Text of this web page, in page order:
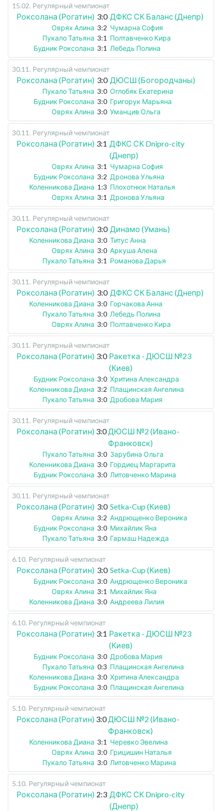
15.02. Регулярный чемпионат
Роксолана (Рогатин) 3:0 ДФКС СК Баланс (Днепр)
Оврях Алина 3:2 Чумарна София
Пукало Татьяна 3:1 Полтавченко Кира
Будник Роксолана 3:1 Лебедь Полина
30.11 . Регулярный чемпионат
Роксолана (Рогатин) 3:0 ДЮСШ (Богородчаны)
Пукало Татьяна 3:0 Оглобяк Екатерина
Будник Роксолана 3:0 Григорук Марьяна
Оврях Алина 3:0 Уманцив Ольга
30.11 . Регулярный чемпионат
Роксолана (Рогатин) 3:1 ДФКС СК Dnipro-city
(Днепр)
Оврях Алина 3:1 Чумарна София
Будник Роксолана 3:2 Дронова Ульяна
Коленникова Диана 1:3 Плохотнюк Наталья
Оврях Алина 3:1 Дронова Ульяна
30.11 . Регулярный чемпионат
Роксолана (Рогатин) 3:0 Динамо (Умань)
Коленникова Диана 3:0 Титус Анна
Оврях Алина 3:0 Аркуша Алена
Пукало Татьяна 3:1 Романова Дарья
30.11 . Регулярный чемпионат
Роксолана (Рогатин) 3:0 ДФКС СК Баланс (Днепр)
Коленникова Диана 3:0 Горчакова Анна
Пукало Татьяна 3:0 Лебедь Полина
Оврях Алина 3:0 Полтавченко Кира
30.11 . Регулярный чемпионат
Роксолана (Рогатин) 3:0 Ракетка - ДЮСШ №23
(Киев)
Будник Роксолана 3:0 Хритина Александра
Коленникова Диана 3:2 Плащинская Ангелина
Пукало Татьяна 3:0 Дробова Мария
30.11 . Регулярный чемпионат
Роксолана (Рогатин) 3:0 ДЮСШ №2 (Ивано-
Франковск)
Пукало Татьяна 3:0 Зарубина Ольга
Коленникова Диана 3:0 Гордиец Маргарита
Будник Роксолана 3:0 Литовченко Марина
30.11 . Регулярный чемпионат
Роксолана (Рогатин) 3:0 Setka-Cup (Киев)
Оврях Алина 3:2 Андрющенко Вероника
Будник Роксолана 3:0 Михайлик Яна
Пукало Татьяна 3:0 Гармаш Надежда
6.10. Регулярный чемпионат
Роксолана (Рогатин) 3:0 Setka-Cup (Киев)
Будник Роксолана 3:0 Андрющенко Вероника
Оврях Алина 3:1 Михайлик Яна
Коленникова Диана 3:0 Андреева Лилия
6.10. Регулярный чемпионат
Роксолана (Рогатин) 3:1 Ракетка - ДЮСШ №23
(Киев)
Будник Роксолана 3:0 Дробова Мария
Пукало Татьяна 0:3 Плащинская Ангелина
Коленникова Диана 3:0 Хритина Александра
Будник Роксолана 3:0 Плащинская Ангелина
5.10. Регулярный чемпионат
Роксолана (Рогатин) 3:0 ДЮСШ №2 (Ивано-
Франковск)
Коленникова Диана 3:1 Черевко Эвелина
Оврях Алина 3:0 Грицишин Наталья
Пукало Татьяна 3:0 Литовченко Марина
5.10. Регулярный чемпионат
Роксолана (Рогатин) 2:3 ДФКС СК Dnipro-city
(Днепр)